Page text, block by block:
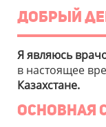
Добрый
Я являюсь
в настоящее
Казахстане.
основная